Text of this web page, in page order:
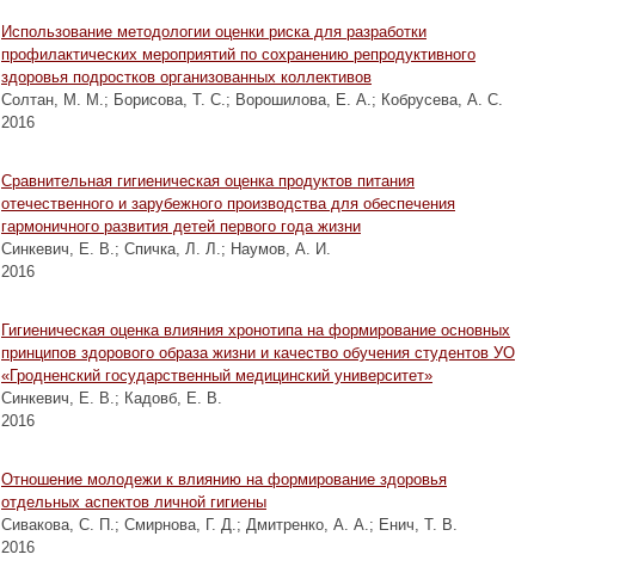
Использование методологии оценки риска для разработки
профилактических мероприятий по сохранению репродуктивного
здоровья подростков организованных коллективов
Солтан, М. М.; Борисова, Т. С.; Ворошилова, Е. А.; Кобрусева, А. С.
2016
Сравнительная гигиеническая оценка продуктов питания
отечественного и зарубежного производства для обеспечения
гармоничного развития детей первого года жизни
Синкевич, Е. В.; Спичка, Л. Л.; Наумов, А. И.
2016
Гигиеническая оценка влияния хронотипа на формирование основных
принципов здорового образа жизни и качество обучения студентов УО
«Гродненский государственный медицинский университет»
Синкевич, Е. В.; Кадовб, Е. В.
2016
Отношение молодежи к влиянию на формирование здоровья
отдельных аспектов личной гигиены
Сивакова, С. П.; Смирнова, Г. Д.; Дмитренко, А. А.; Енич, Т. В.
2016